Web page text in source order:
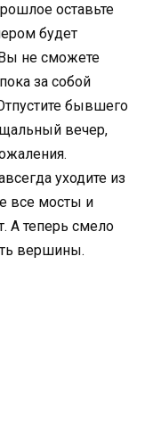
оставьте
будет
не сможете
за собой
бывшего
вечер,
уходите из
все мосты и
А теперь смело
вершины.